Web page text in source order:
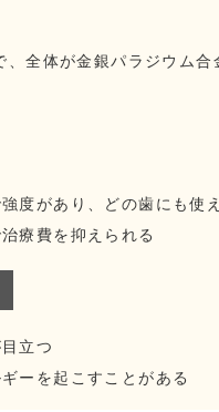
、全体が金銀パラジウム合
度があり、どの歯にも使
療費を抑えられる
立つ
ーを起こすことがある